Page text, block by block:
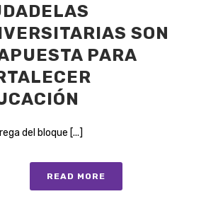
SON
PARA
del bloque [...]
READ MORE